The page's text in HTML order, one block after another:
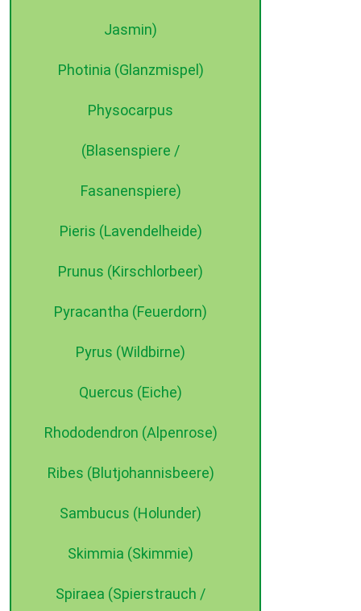
Jasmin)
Photinia (Glanzmispel)
Physocarpus
(Blasenspiere /
Fasanenspiere)
Pieris (Lavendelheide)
Prunus (Kirschlorbeer)
Pyracantha (Feuerdorn)
Pyrus (Wildbirne)
Quercus (Eiche)
Rhododendron (Alpenrose)
Ribes (Blutjohannisbeere)
Sambucus (Holunder)
Skimmia (Skimmie)
Spiraea (Spierstrauch /